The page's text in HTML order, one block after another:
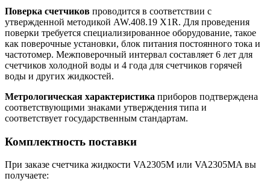
Поверка счетчиков проводится в соответствии с
утвержденной методикой AW.408.19 X1R. Для проведения
поверки требуется специализированное оборудование, такое
как поверочные установки, блок питания постоянного тока и
частотомер. Межповерочный интервал составляет 6 лет для
счетчиков холодной воды и 4 года для счетчиков горячей
воды и других жидкостей.
Метрологическая характеристика приборов подтверждена
соответствующими знаками утверждения типа и
соответствует государственным стандартам.
Комплектность поставки
При заказе счетчика жидкости VA2305M или VA2305MA вы
получаете: